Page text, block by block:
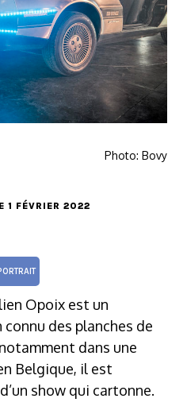
Photo: Bovy
1 FÉVRIER 2022
Opoix est un
des planches de
dans une
Belgique, il est
show qui cartonne.